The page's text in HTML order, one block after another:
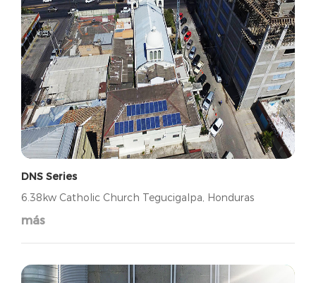
DNS Series
6.38kw Catholic Church Tegucigalpa, Honduras
más